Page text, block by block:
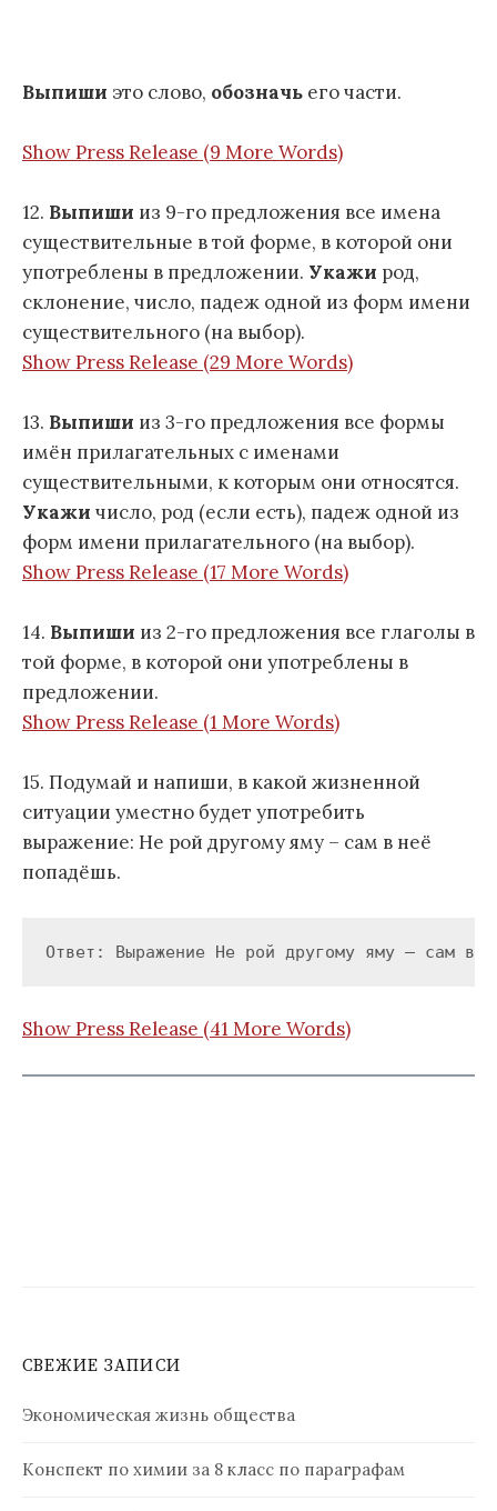
Выпиши это слово, обозначь его части.
Show Press Release (9 More Words)
12. Выпиши из 9-го предложения все имена
существительные в той форме, в которой они
употреблены в предложении. Укажи род,
склонение, число, падеж одной из форм имени
существительного (на выбор).
Show Press Release (29 More Words)
13. Выпиши из 3-го предложения все формы
имён прилагательных с именами
существительными, к которым они относятся.
Укажи число, род (если есть), падеж одной из
форм имени прилагательного (на выбор).
Show Press Release (17 More Words)
14. Выпиши из 2-го предложения все глаголы в
той форме, в которой они употреблены в
предложении.
Show Press Release (1 More Words)
15. Подумай и напиши, в какой жизненной
ситуации уместно будет употребить
выражение: Не рой другому яму – сам в неё
попадёшь.
Ответ: Выражение Не рой другому яму – сам в
Show Press Release (41 More Words)
СВЕЖИЕ ЗАПИСИ
Экономическая жизнь общества
Конспект по химии за 8 класс по параграфам